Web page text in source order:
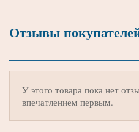
Отзывы
У этого товара пока нет
впечатлением первым.